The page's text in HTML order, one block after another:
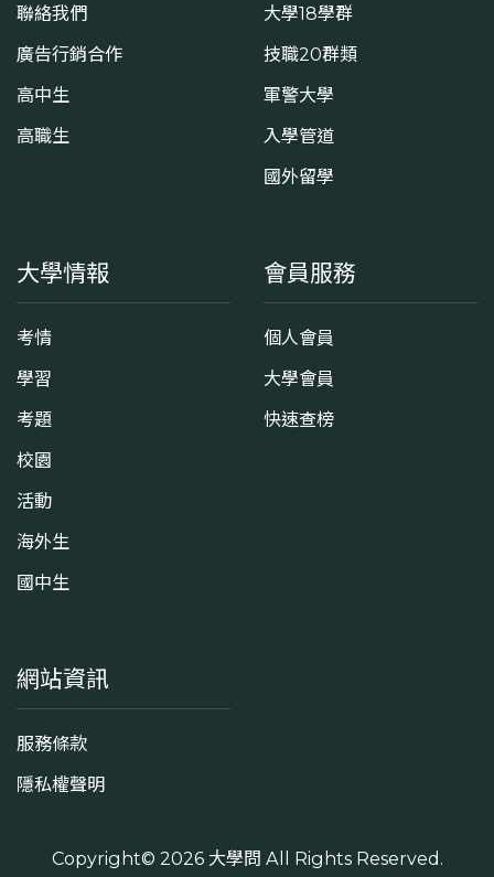
聯絡我們
廣告行銷合作
高中生
高職生
大學18學群
技職20群類
軍警大學
入學管道
國外留學
大學情報
考情
學習
考題
校園
活動
海外生
國中生
會員服務
個人會員
大學會員
快速查榜
網站資訊
服務條款
隱私權聲明
Copyright© 2026 大學問 All Rights Reserved.